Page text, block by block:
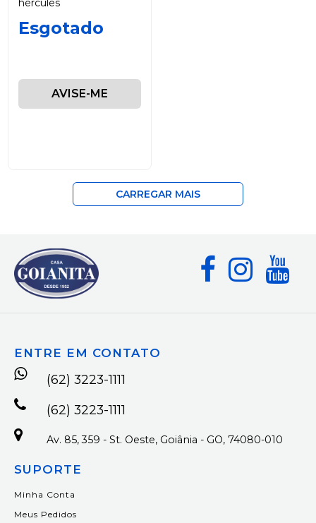
hércules
Esgotado
AVISE-ME
CARREGAR MAIS
ENTRE EM CONTATO
(62) 3223-1111
(62) 3223-1111
Av. 85, 359 - St. Oeste, Goiânia - GO, 74080-010
SUPORTE
Minha Conta
Meus Pedidos